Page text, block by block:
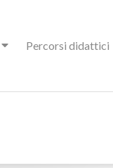
Percorsi didattici